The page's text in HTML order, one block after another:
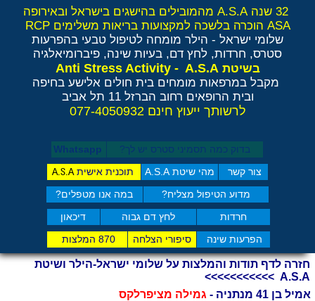
צור קשר מהי שיטת A.S.A תוכנית אישיתA.S.A
חרדות לחץ דם גבוה דיכאון
מדוע הטיפול מצליח? במה אנו מטפלים?
הפרעות שינה סיפורי הצלחה 870 המלצות
בדוק כמה תסמיני סט​רס יש לך? Whatsapp
32 שנה A.S.A מהמובילים בהישגים בישראל ובאירופה
ASA הוכרה בלשכה למקצועות בריאות משלימים RCP
שלומי ישראל - הילר מומחה לטיפול טבעי בהפרעות
סטרס, חרדות, לחץ דם, בעיות שינה, פיברומיאלגיה
בשיטת Anti Stress Activity - A.S.A
מקבל במרפאות מומחים בית חולים אלישע בחיפה
ובית הרופאים רחוב הברזל 11 תל אביב
לרשותך ייעוץ חינם 077-4050932
אמיל בן 41 מנתניה -
גמילה מציפרלקס
חזרה לדף תודות והמלצות על שלומי ישראל-הילר ושיטת
A.S.A >>>>>>>>>>>